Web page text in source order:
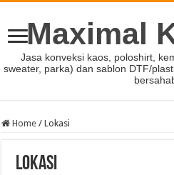
Maximal
Jasa konveksi kaos, poloshirt,
sweater, parka) dan sablon DTF/
Home / Lokasi
Lokasi